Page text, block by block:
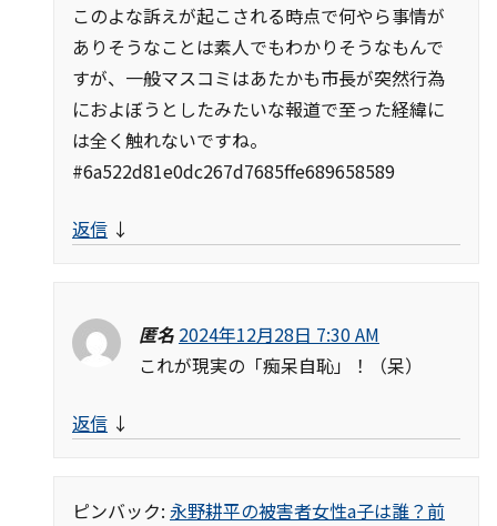
このよな訴えが起こされる時点で何やら事情が
ありそうなことは素人でもわかりそうなもんで
すが、一般マスコミはあたかも市長が突然行為
におよぼうとしたみたいな報道で至った経緯に
は全く触れないですね。
#6a522d81e0dc267d7685ffe689658589
返信 ↓
匿名 2024年12月28日 7:30 AM
これが現実の「痴呆自恥」！（呆）
返信 ↓
ピンバック: 永野耕平の被害者女性a子は誰？前